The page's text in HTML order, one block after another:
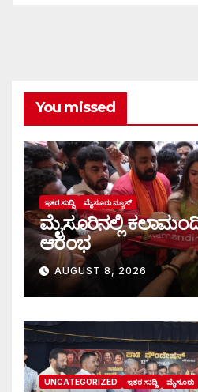
You missed
ಇತರ ಸುದ್ದಿ ಮೈಸೂರು ನ್ಯೂಸ್
ಮೈಸೂರಿನಲ್ಲಿ
ಆರಂಭ
AUGUST 8, 2026
UNCATEGORIZED ಇತರ ಸುದ್ದಿ ಮೈಸೂರು